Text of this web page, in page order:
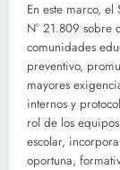
En este marco,
N° 21.809 sobre
comunidades
preventivo,
mayores
internos y
rol de los
escolar,
oportuna,